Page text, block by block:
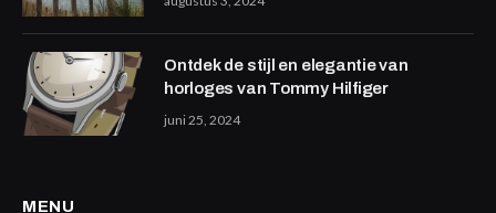
Ontdek de stijl en elegantie van
horloges van Tommy Hilfiger
juni 25, 2024
MENU